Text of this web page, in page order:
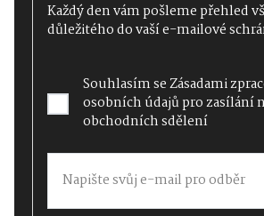
Každý den vám pošleme přehled
důležitého do vaší e-mailové
Souhlasím seZásadami
osobních údajůpro zasílání
obchodních sdělení